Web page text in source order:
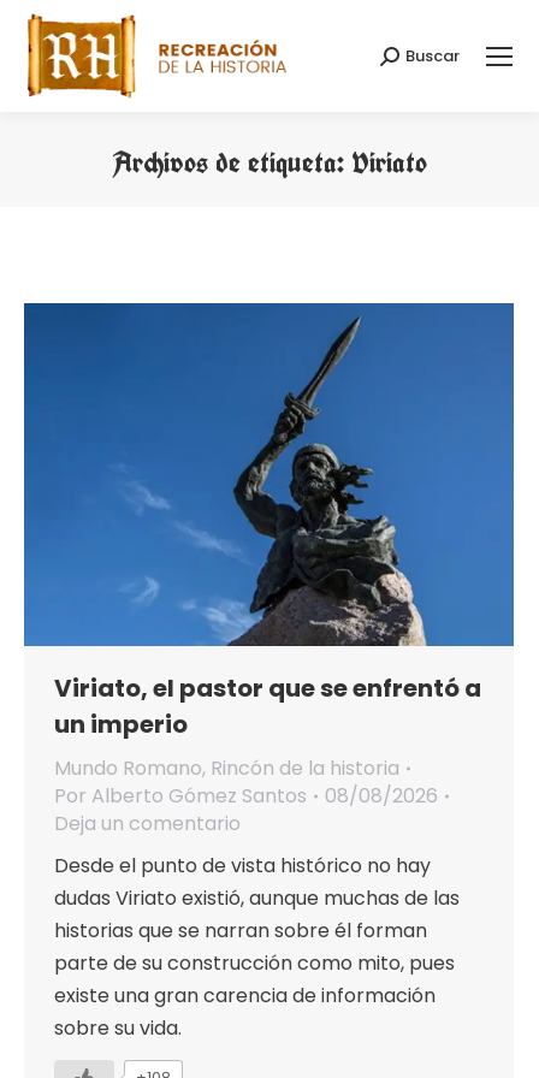
Buscar:
Buscar
Archivos de etiqueta: Viriato
Viriato, el pastor que se enfrentó a
un imperio
Mundo Romano, Rincón de la historia
Por Alberto Gómez Santos
08/08/2026
Deja un comentario
Desde el punto de vista histórico no hay
dudas Viriato existió, aunque muchas de las
historias que se narran sobre él forman
parte de su construcción como mito, pues
existe una gran carencia de información
sobre su vida.